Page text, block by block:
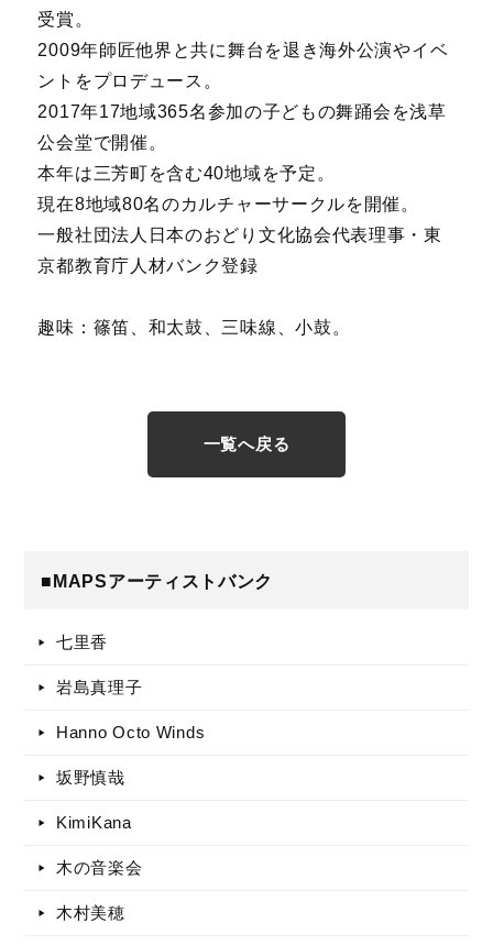
受賞。
2009年師匠他界と共に舞台を退き海外公演やイベ
ントをプロデュース。
2017年17地域365名参加の子どもの舞踊会を浅草
公会堂で開催。
本年は三芳町を含む40地域を予定。
現在8地域80名のカルチャーサークルを開催。
一般社団法人日本のおどり文化協会代表理事・東
京都教育庁人材バンク登録
趣味：篠笛、和太鼓、三味線、小鼓。
一覧へ戻る
■MAPSアーティストバンク
七里香
岩島真理子
Hanno Octo Winds
坂野慎哉
KimiKana
木の音楽会
木村美穂